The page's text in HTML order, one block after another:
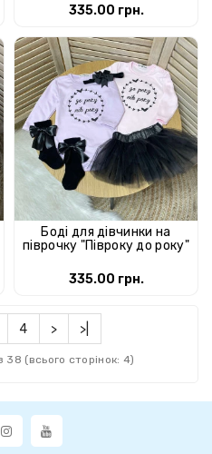
335.00 грн.
Боді для дівчинки на
піврочку "Півроку до року"
335.00 грн.
4 > >|
38 (всього сторінок: 4)